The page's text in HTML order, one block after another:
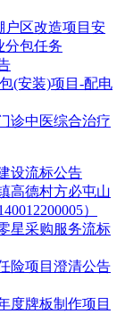
户区改造项目安
分包任务
(安装)项目-配电
诊中医综合治疗
设流标公告
高德村方必屯山
）
星采购服务流标
险项目澄清公告
度牌板制作项目